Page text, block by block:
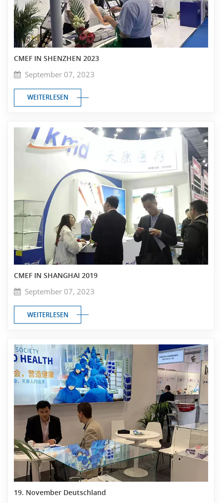
CMEF IN SHENZHEN 2023
September 07, 2023
WEITERLESEN
CMEF IN SHANGHAI 2019
September 07, 2023
WEITERLESEN
19. November Deutschland